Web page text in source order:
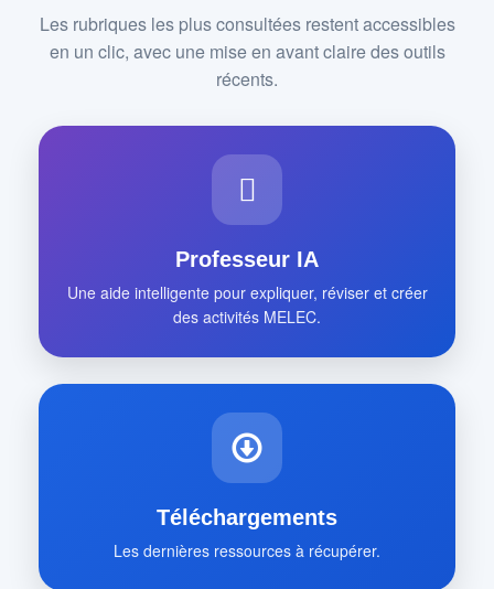
Les rubriques les plus consultées restent accessibles
en un clic, avec une mise en avant claire des outils
récents.
Professeur IA
Une aide intelligente pour expliquer, réviser et créer
des activités MELEC.
Téléchargements
Les dernières ressources à récupérer.